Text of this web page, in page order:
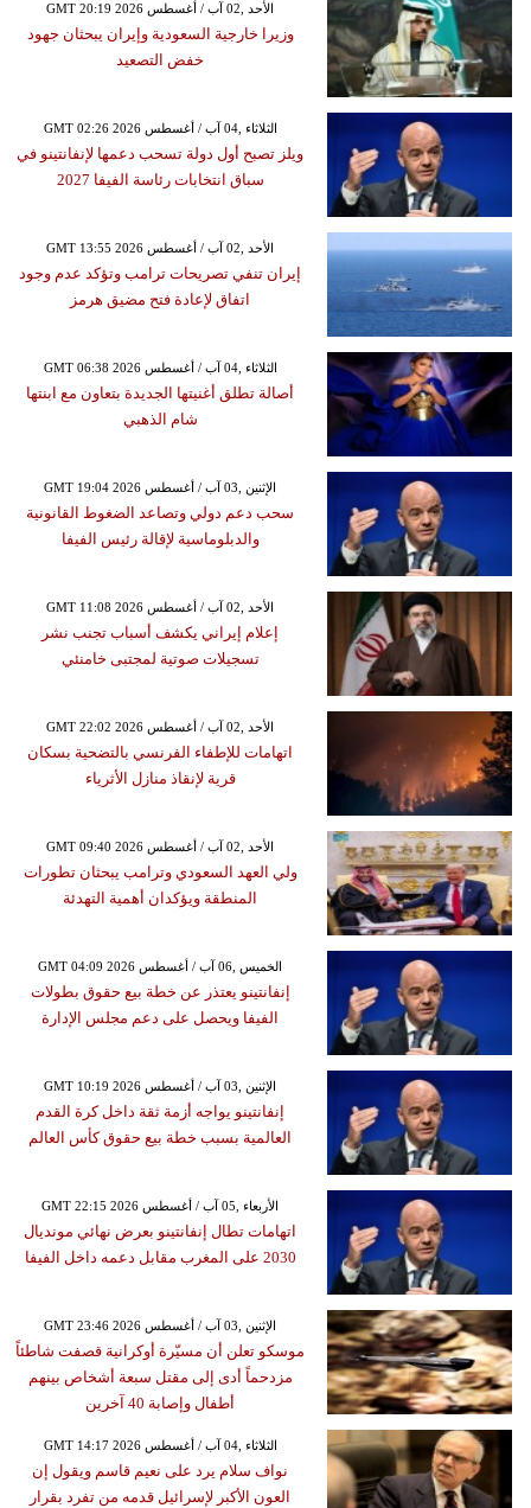
GMT 20:19 2026 الأحد ,02 آب / أغسطس
وزيرا خارجية السعودية وإيران يبحثان جهود
خفض التصعيد
GMT 02:26 2026 الثلاثاء ,04 آب / أغسطس
ويلز تصبح أول دولة تسحب دعمها لإنفانتينو في
سباق انتخابات رئاسة الفيفا 2027
GMT 13:55 2026 الأحد ,02 آب / أغسطس
إيران تنفي تصريحات ترامب وتؤكد عدم وجود
اتفاق لإعادة فتح مضيق هرمز
GMT 06:38 2026 الثلاثاء ,04 آب / أغسطس
أصالة تطلق أغنيتها الجديدة بتعاون مع ابنتها
شام الذهبي
GMT 19:04 2026 الإثنين ,03 آب / أغسطس
سحب دعم دولي وتصاعد الضغوط القانونية
والدبلوماسية لإقالة رئيس الفيفا
GMT 11:08 2026 الأحد ,02 آب / أغسطس
إعلام إيراني يكشف أسباب تجنب نشر
تسجيلات صوتية لمجتبى خامنئي
GMT 22:02 2026 الأحد ,02 آب / أغسطس
اتهامات للإطفاء الفرنسي بالتضحية بسكان
قرية لإنقاذ منازل الأثرياء
GMT 09:40 2026 الأحد ,02 آب / أغسطس
ولي العهد السعودي وترامب يبحثان تطورات
المنطقة ويؤكدان أهمية التهدئة
GMT 04:09 2026 الخميس ,06 آب / أغسطس
إنفانتينو يعتذر عن خطة بيع حقوق بطولات
الفيفا ويحصل على دعم مجلس الإدارة
GMT 10:19 2026 الإثنين ,03 آب / أغسطس
إنفانتينو يواجه أزمة ثقة داخل كرة القدم
العالمية بسبب خطة بيع حقوق كأس العالم
GMT 22:15 2026 الأربعاء ,05 آب / أغسطس
اتهامات تطال إنفانتينو بعرض نهائي مونديال
2030 على المغرب مقابل دعمه داخل الفيفا
GMT 23:46 2026 الإثنين ,03 آب / أغسطس
موسكو تعلن أن مسيّرة أوكرانية قصفت شاطئاً
مزدحماً أدى إلى مقتل سبعة أشخاص بينهم
أطفال وإصابة 40 آخرين
GMT 14:17 2026 الثلاثاء ,04 آب / أغسطس
نواف سلام يرد على نعيم قاسم ويقول إن
العون الأكبر لإسرائيل قدمه من تفرد بقرار